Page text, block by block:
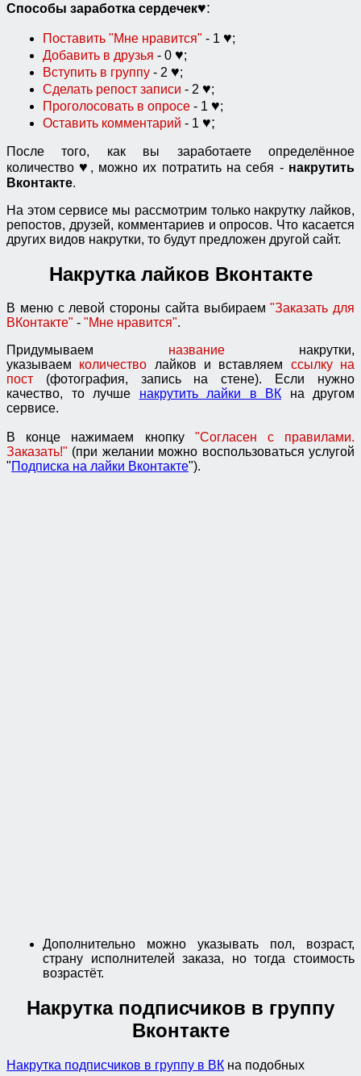
Способы заработка сердечек♥:
Поставить "Мне нравится" - 1 ♥;
Добавить в друзья - 0 ♥;
Вступить в группу - 2 ♥;
Сделать репост записи - 2 ♥;
Проголосовать в опросе - 1 ♥;
Оставить комментарий - 1 ♥;
После того, как вы заработаете определённое
количество ♥ , можно их потратить на себя -накрутить
Вконтакте.
На этом сервисе мы рассмотрим только накрутку лайков,
репостов, друзей, комментариев и опросов. Что касается
других видов накрутки, то будут предложен другой сайт.
Накрутка лайков Вконтакте
В меню с левой стороны сайта выбираем"Заказать для
ВКонтакте" - "Мне нравится".
Придумываем название накрутки,
указываем количество лайков и вставляем ссылку на
пост (фотография, запись на стене). Если нужно
качество, то лучше накрутить лайки в ВК на другом
сервисе.
В конце нажимаем кнопку "Согласен с правилами.
Заказать!" (при желании можно воспользоваться услугой
"Подписка на лайки Вконтакте").
Дополнительно можно указывать пол, возраст,
страну исполнителей заказа, но тогда стоимость
возрастёт.
Накрутка подписчиков в группу
Вконтакте
Накрутка подписчиков в группу в ВК на подобных